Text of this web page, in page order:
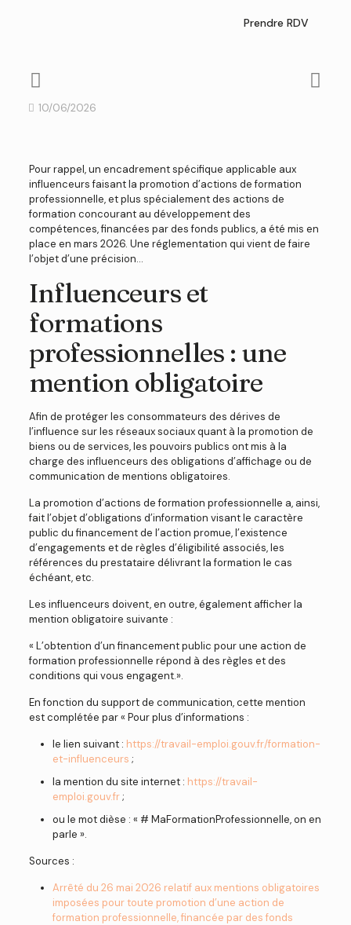
Prendre RDV
10/06/2026
Pour rappel, un encadrement spécifique applicable aux
influenceurs faisant la promotion d’actions de formation
professionnelle, et plus spécialement des actions de
formation concourant au développement des
compétences, financées par des fonds publics, a été mis en
place en mars 2026. Une réglementation qui vient de faire
l’objet d’une précision…
Influenceurs et
formations
professionnelles : une
mention obligatoire
Afin de protéger les consommateurs des dérives de
l’influence sur les réseaux sociaux quant à la promotion de
biens ou de services, les pouvoirs publics ont mis à la
charge des influenceurs des obligations d’affichage ou de
communication de mentions obligatoires.
La promotion d’actions de formation professionnelle a, ainsi,
fait l’objet d’obligations d’information visant le caractère
public du financement de l’action promue, l’existence
d’engagements et de règles d’éligibilité associés, les
références du prestataire délivrant la formation le cas
échéant, etc.
Les influenceurs doivent, en outre, également afficher la
mention obligatoire suivante :
« L’obtention d’un financement public pour une action de
formation professionnelle répond à des règles et des
conditions qui vous engagent.».
En fonction du support de communication, cette mention
est complétée par « Pour plus d’informations :
le lien suivant : https://travail-emploi.gouv.fr/formation-
et-influenceurs ;
la mention du site internet : https://travail-
emploi.gouv.fr;
ou le mot dièse : « # MaFormationProfessionnelle, on en
parle ».
Sources :
Arrêté du 26 mai 2026 relatif aux mentions obligatoires
imposées pour toute promotion d’une action de
formation professionnelle, financée par des fonds